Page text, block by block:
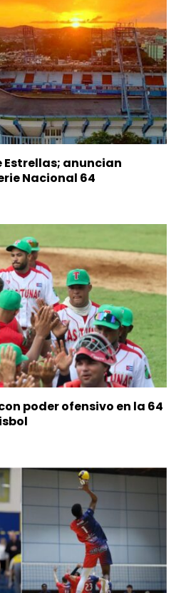
Estrellas; anuncian
Nacional 64
poder ofensivo en la 64